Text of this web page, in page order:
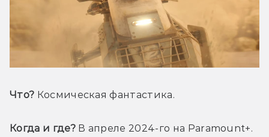
Что? Космическая фантастика.
Когда и где? В апреле 2024-го на Paramount+.